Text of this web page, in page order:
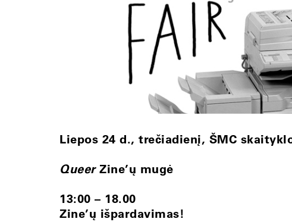
Liepos 24 d., trečiadienį, ŠMC
QueerZine’ų mugė
13:00 – 18.00
Zine’ų išpardavimas!